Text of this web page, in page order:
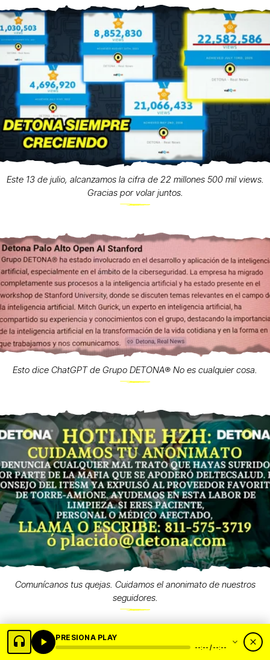
Este 13 de julio, alcanzamos la cifra de 22 millones 500 mil views.
Gracias por volar juntos.
Esto dice ChatGPT de Grupo DETONA®️ No es cualquier cosa.
Comunícanos tus quejas. Cuidamos el anonimato de nuestros
seguidores.
PRESIONA PLAY
--:-- / --:--